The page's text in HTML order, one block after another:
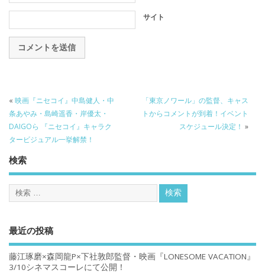
サイト
« 映画『ニセコイ』中島健人・中
条あやみ・島崎遥香・岸優太・
DAIGOら 『ニセコイ』キャラク
タービジュアル一挙解禁！
「東京ノワール」の監督、キャス
トからコメントが到着！イベント
スケジュール決定！ »
検索
最近の投稿
藤江琢磨×森岡龍P×下社敦郎監督・映画『LONESOME VACATION』
3/10シネマスコーレにて公開！